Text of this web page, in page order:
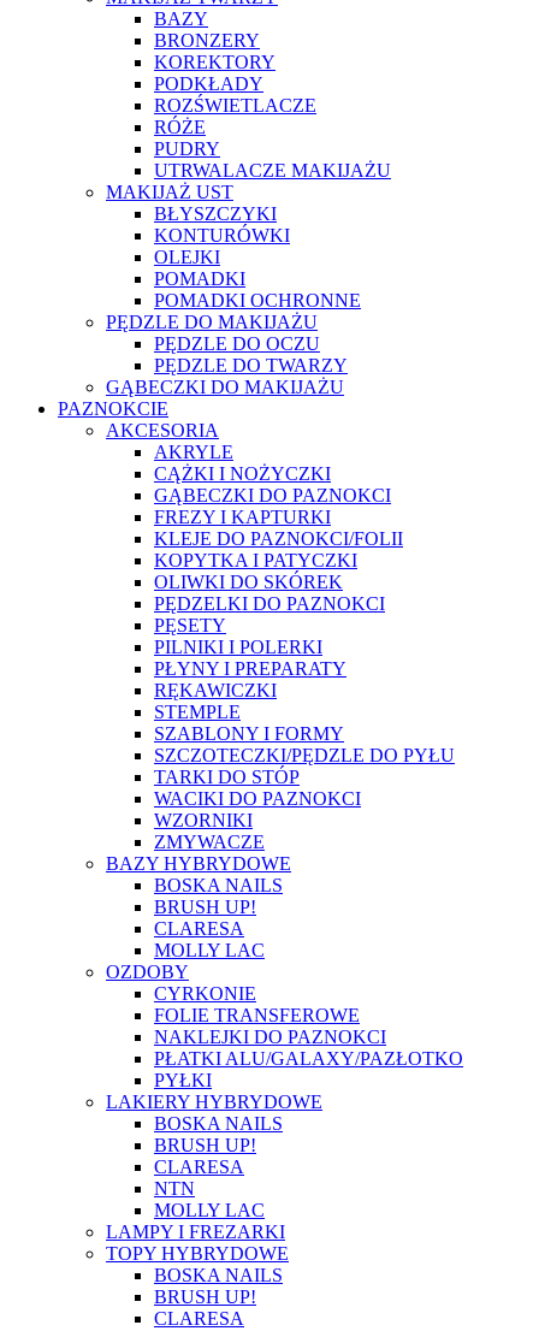
BAZY
BRONZERY
KOREKTORY
PODKŁADY
ROZŚWIETLACZE
RÓŻE
PUDRY
UTRWALACZE MAKIJAŻU
MAKIJAŻ UST
BŁYSZCZYKI
KONTURÓWKI
OLEJKI
POMADKI
POMADKI OCHRONNE
PĘDZLE DO MAKIJAŻU
PĘDZLE DO OCZU
PĘDZLE DO TWARZY
GĄBECZKI DO MAKIJAŻU
PAZNOKCIE
AKCESORIA
AKRYLE
CĄŻKI I NOŻYCZKI
GĄBECZKI DO PAZNOKCI
FREZY I KAPTURKI
KLEJE DO PAZNOKCI/FOLII
KOPYTKA I PATYCZKI
OLIWKI DO SKÓREK
PĘDZELKI DO PAZNOKCI
PĘSETY
PILNIKI I POLERKI
PŁYNY I PREPARATY
RĘKAWICZKI
STEMPLE
SZABLONY I FORMY
SZCZOTECZKI/PĘDZLE DO PYŁU
TARKI DO STÓP
WACIKI DO PAZNOKCI
WZORNIKI
ZMYWACZE
BAZY HYBRYDOWE
BOSKA NAILS
BRUSH UP!
CLARESA
MOLLY LAC
OZDOBY
CYRKONIE
FOLIE TRANSFEROWE
NAKLEJKI DO PAZNOKCI
PŁATKI ALU/GALAXY/PAZŁOTKO
PYŁKI
LAKIERY HYBRYDOWE
BOSKA NAILS
BRUSH UP!
CLARESA
NTN
MOLLY LAC
LAMPY I FREZARKI
TOPY HYBRYDOWE
BOSKA NAILS
BRUSH UP!
CLARESA